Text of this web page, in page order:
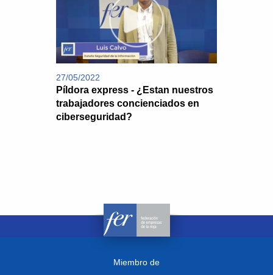
27/05/2022
Píldora express - ¿Estan nuestros
trabajadores concienciados en
ciberseguridad?
Miembro de